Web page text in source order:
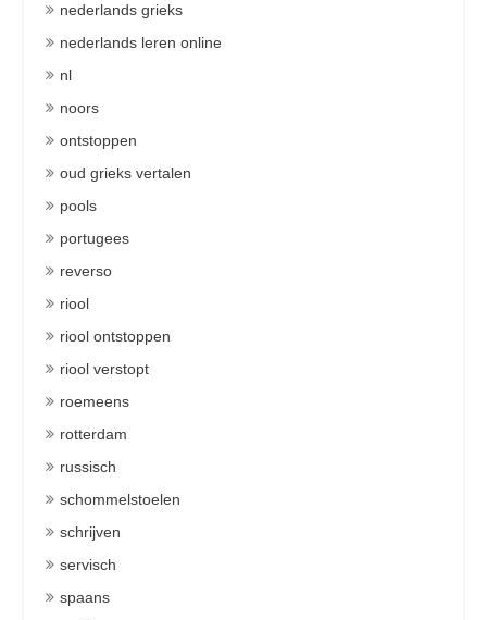
nederlands grieks
nederlands leren online
nl
noors
ontstoppen
oud grieks vertalen
pools
portugees
reverso
riool
riool ontstoppen
riool verstopt
roemeens
rotterdam
russisch
schommelstoelen
schrijven
servisch
spaans